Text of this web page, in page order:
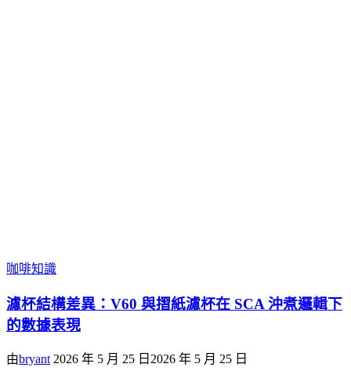
咖啡知識
濾杯結構差異：V60 與摺紙濾杯在 SCA 沖煮邏輯下
的數據表現
由bryant 2026 年 5 月 25 日 2026 年 5 月 25 日